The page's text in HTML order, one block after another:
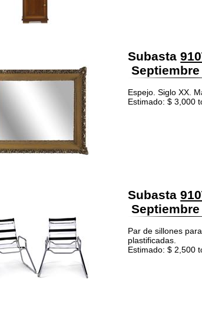
Subasta
Septiembre
Espejo. Siglo XX.
Estimado: $ 3,000
Subasta
Septiembre
Par de sillones
plastificadas.
Estimado: $ 2,500